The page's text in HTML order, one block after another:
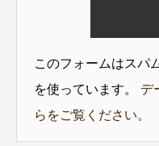
このフォームはスパ
を使っています。 デ
らをご覧ください。